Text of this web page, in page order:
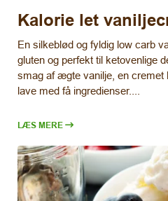
Kalorie let
En silkeblød og fyldig low carb
gluten og perfekt til ketovenlige
smag af ægte vanilje, en cremet
lave med få ingredienser....
LÆS MERE